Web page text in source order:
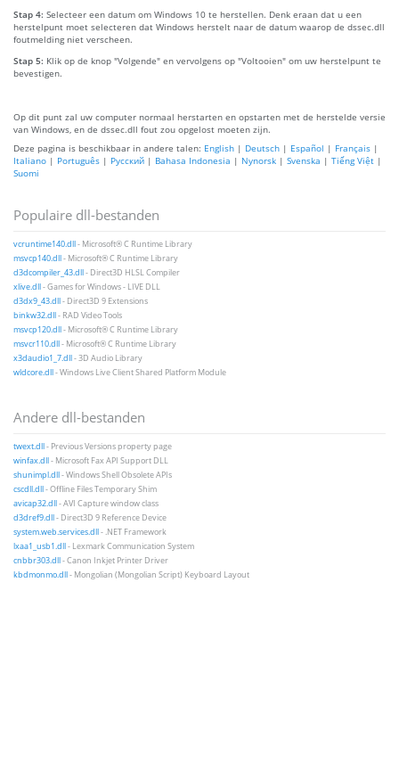
Stap 4: Selecteer een datum om Windows 10 te herstellen. Denk eraan dat u een
herstelpunt moet selecteren dat Windows herstelt naar de datum waarop de dssec.dll
foutmelding niet verscheen.
Stap 5: Klik op de knop "Volgende" en vervolgens op "Voltooien" om uw herstelpunt te
bevestigen.
Op dit punt zal uw computer normaal herstarten en opstarten met de herstelde versie
van Windows, en de dssec.dll fout zou opgelost moeten zijn.
Deze pagina is beschikbaar in andere talen: English | Deutsch | Español | Français |
Italiano | Português | Русский | Bahasa Indonesia | Nynorsk | Svenska | Tiếng Việt |
Suomi
Populaire dll-bestanden
vcruntime140.dll- Microsoft® C Runtime Library
msvcp140.dll- Microsoft® C Runtime Library
d3dcompiler_43.dll- Direct3D HLSL Compiler
xlive.dll- Games for Windows - LIVE DLL
d3dx9_43.dll- Direct3D 9 Extensions
binkw32.dll- RAD Video Tools
msvcp120.dll- Microsoft® C Runtime Library
msvcr110.dll- Microsoft® C Runtime Library
x3daudio1_7.dll- 3D Audio Library
wldcore.dll- Windows Live Client Shared Platform Module
Andere dll-bestanden
twext.dll- Previous Versions property page
winfax.dll- Microsoft Fax API Support DLL
shunimpl.dll- Windows Shell Obsolete APIs
cscdll.dll- Offline Files Temporary Shim
avicap32.dll- AVI Capture window class
d3dref9.dll- Direct3D 9 Reference Device
system.web.services.dll- .NET Framework
lxaa1_usb1.dll- Lexmark Communication System
cnbbr303.dll- Canon Inkjet Printer Driver
kbdmonmo.dll- Mongolian (Mongolian Script) Keyboard Layout